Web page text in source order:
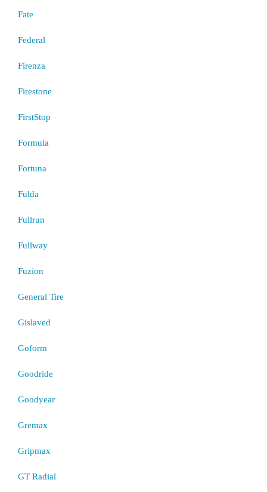
Fate
Federal
Firenza
Firestone
FirstStop
Formula
Fortuna
Fulda
Fullrun
Fullway
Fuzion
General Tire
Gislaved
Goform
Goodride
Goodyear
Gremax
Gripmax
GT Radial